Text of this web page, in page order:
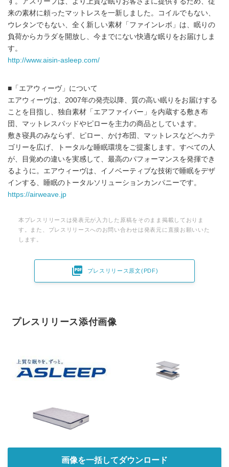
来の素材に頼ったマットレスを一新しました。コイルでもない、
ウレタンでもない、全く新しい素材「ファインレボ」は、眠りの
負荷からカラダを開放し、今までにない快適な眠りをお届けしま
す。
http://www.aisin-asleep.com/
■「エアウィーヴ」について
エアウィーヴは、2007年の発売以降、質の高い眠りをお届けする
ことを目指し、独自素材「エアファイバー」を内蔵する敷き布
団、マットレスパッドやピローを主力の商品としています。
敷き寝具のみならず、ピロー、かけ布団、マットレスなどへカテ
ゴリーを広げ、トータルな睡眠環境をご提案します。すべての人
が、目覚めの違いを実感して、最高のパフォーマンスを発揮でき
るように。エアウィーヴは、イノベーティブな技術で睡眠をデザ
インする、睡眠のトータルソリューションカンパニーです。
https://airweave.jp
本プレスリリースは発表元が入力した原稿をそのまま掲載しておりま
す。また、プレスリリースへのお問い合わせは発表元に直接お願いいた
します。
 プレスリリース原文(PDF)
プレスリリース添付画像
画像を一括してダウンロード